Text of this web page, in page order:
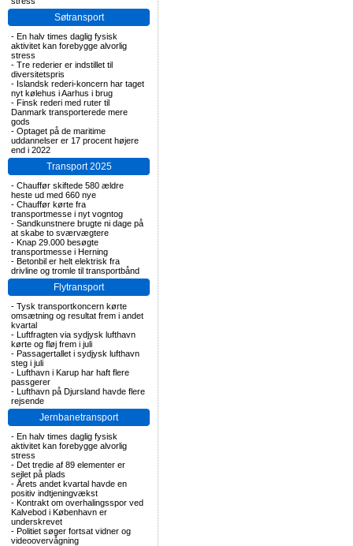
Søtransport
- En halv times daglig fysisk
aktivitet kan forebygge alvorlig
stress
- Tre rederier er indstillet til
diversitetspris
- Islandsk rederi-koncern har taget
nyt kølehus i Aarhus i brug
- Finsk rederi med ruter til
Danmark transporterede mere
gods
- Optaget på de maritime
uddannelser er 17 procent højere
end i 2022
Transport 2025
- Chauffør skiftede 580 ældre
heste ud med 660 nye
- Chauffør kørte fra
transportmesse i nyt vogntog
- Sandkunstnere brugte ni dage på
at skabe to sværvægtere
- Knap 29.000 besøgte
transportmesse i Herning
- Betonbil er helt elektrisk fra
drivline og tromle til transportbånd
Flytransport
- Tysk transportkoncern kørte
omsætning og resultat frem i andet
kvartal
- Luftfragten via sydjysk lufthavn
kørte og fløj frem i juli
- Passagertallet i sydjysk lufthavn
steg i juli
- Lufthavn i Karup har haft flere
passgerer
- Lufthavn på Djursland havde flere
rejsende
Jernbanetransport
- En halv times daglig fysisk
aktivitet kan forebygge alvorlig
stress
- Det tredie af 89 elementer er
sejlet på plads
- Årets andet kvartal havde en
positiv indtjeningvækst
- Kontrakt om overhalingsspor ved
Kalvebod i København er
underskrevet
- Politiet søger fortsat vidner og
videoovervågning